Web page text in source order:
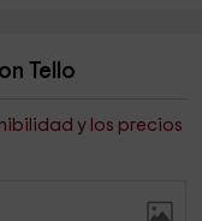
Tello
y los precios